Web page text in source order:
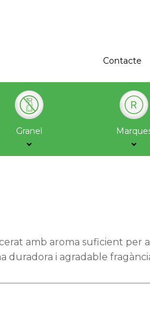
Contacte
Granel
amb aroma suficient per
duradora i agradable